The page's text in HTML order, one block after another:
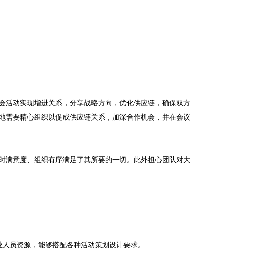
动实现增进关系，分享战略方向，优化供应链，确保双方
要精心组织以促成供应链关系，加深合作机会，并在会议
意度、组织有序满足了其所要的一切。此外担心团队对大
员资源，能够搭配各种活动策划设计要求。